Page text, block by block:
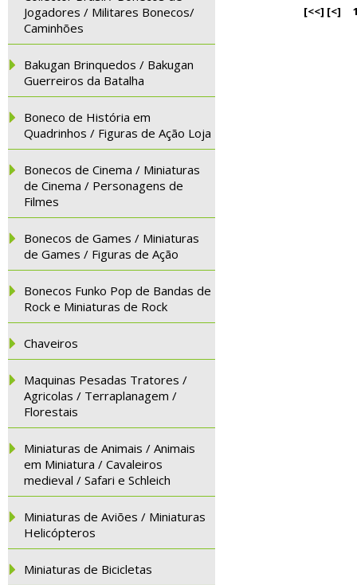
Jogadores / Militares Bonecos/
Caminhões
Bakugan Brinquedos / Bakugan
Guerreiros da Batalha
Boneco de História em
Quadrinhos / Figuras de Ação Loja
Bonecos de Cinema / Miniaturas
de Cinema / Personagens de
Filmes
Bonecos de Games / Miniaturas
de Games / Figuras de Ação
Bonecos Funko Pop de Bandas de
Rock e Miniaturas de Rock
Chaveiros
Maquinas Pesadas Tratores /
Agricolas / Terraplanagem /
Florestais
Miniaturas de Animais / Animais
em Miniatura / Cavaleiros
medieval / Safari e Schleich
Miniaturas de Aviões / Miniaturas
Helicópteros
Miniaturas de Bicicletas
[<<] [<]